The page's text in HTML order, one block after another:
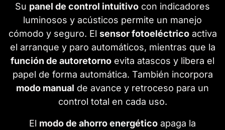
Su panel de control intuitivo con indicadores
luminosos y acústicos permite un manejo
cómodo y seguro. El sensor fotoeléctricoactiva
el arranque y paro automáticos, mientras que la
función de autoretorno evita atascos y libera el
papel de forma automática. También incorpora
modo manual de avance y retroceso para un
control total en cada uso.
El modo de ahorro energético apaga la